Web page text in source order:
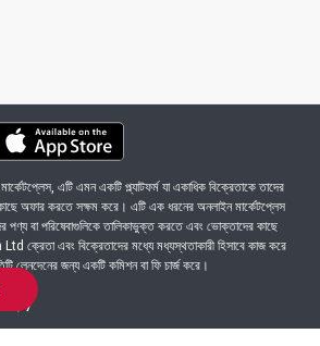
এটি এমন একটি প্ল্যাটফর্ম যা একাধিক বিক্রেতাকে তাদের
অফার করতে সক্ষম করে। এটি এক ধরনের অনলাইন মার্কেটপ্লেস
পণ্য বা পরিষেবাগুলিকে তালিকাভুক্ত করতে এবং ভোক্তাদের কাছে
ক্রেতা এবং বিক্রেতাদের মধ্যে মধ্যস্থতাকারী হিসাবে কাজ করে
লেনদেনের জন্য একটি কমিশন বা ফি চার্জ করে।
7